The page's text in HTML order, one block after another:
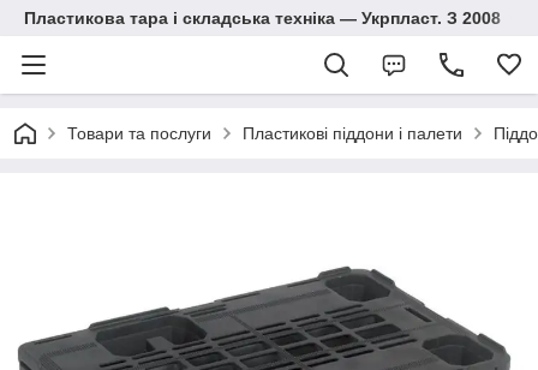
Пластикова тара і складська техніка — Укрпласт. З 2008
Товари та послуги Пластикові піддони і палети